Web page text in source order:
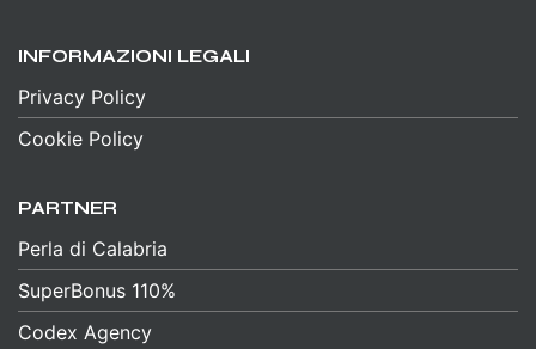
INFORMAZIONI LEGALI
Privacy Policy
Cookie Policy
PARTNER
Perla di Calabria
SuperBonus 110%
Codex Agency